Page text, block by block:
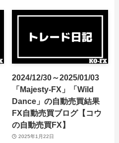
2024/12/30～2025/01/03
「Majesty-FX」「Wild
Dance」の自動売買結果
FX自動売買ブログ【コウ
の自動売買FX】
2025年1月22日